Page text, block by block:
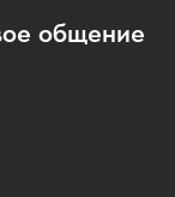
общение